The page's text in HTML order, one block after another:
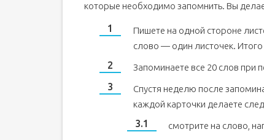
которые необходимо запомнить. Вы
Пишете на одной стороне
слово — один листочек. Итого
Запоминаете все 20 слов при
Спустя неделю после
каждой карточки делаете
смотрите на слово,